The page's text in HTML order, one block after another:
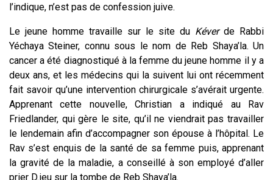
l’indique, n’est pas de confession juive.
Le jeune homme travaille sur le site du Kéverde Rabbi
Yéchaya Steiner, connu sous le nom de Reb Shaya’la. Un
cancer a été diagnostiqué à la femme du jeune homme il y a
deux ans, et les médecins qui la suivent lui ont récemment
fait savoir qu’une intervention chirurgicale s’avérait urgente.
Apprenant cette nouvelle, Christian a indiqué au Rav
Friedlander, qui gère le site, qu’il ne viendrait pas travailler
le lendemain afin d’accompagner son épouse à l’hôpital. Le
Rav s’est enquis de la santé de sa femme puis, apprenant
la gravité de la maladie, a conseillé à son employé d’aller
prier D.ieu sur la tombe de Reb Shaya’la.